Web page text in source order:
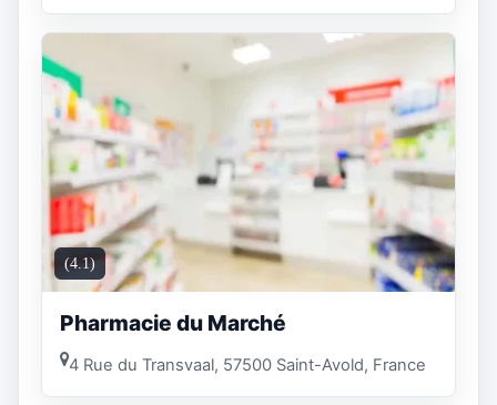
(4.1)
Pharmacie du Marché
4 Rue du Transvaal, 57500 Saint-Avold, France